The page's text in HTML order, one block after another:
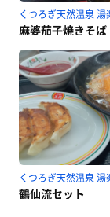
くつろぎ天然温泉 湯
麻婆茄子焼きそば
くつろぎ天然温泉 湯
鶴仙流セット